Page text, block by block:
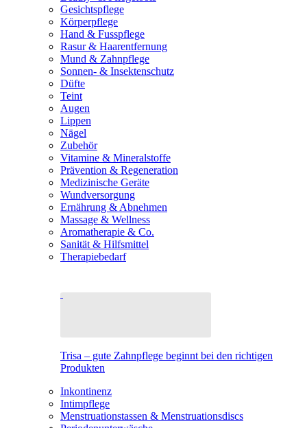
Gesichtspflege
Körperpflege
Hand & Fusspflege
Rasur & Haarentfernung
Mund & Zahnpflege
Sonnen- & Insektenschutz
Düfte
Teint
Augen
Lippen
Nägel
Zubehör
Vitamine & Mineralstoffe
Prävention & Regeneration
Medizinische Geräte
Wundversorgung
Ernährung & Abnehmen
Massage & Wellness
Aromatherapie & Co.
Sanität & Hilfsmittel
Therapiebedarf
Trisa – gute Zahnpflege beginnt bei den richtigen
Produkten
Inkontinenz
Intimpflege
Menstruationstassen & Menstruationsdiscs